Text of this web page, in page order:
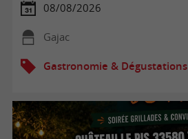
08/08/2026
Gajac
Gastronomie & Dégustations